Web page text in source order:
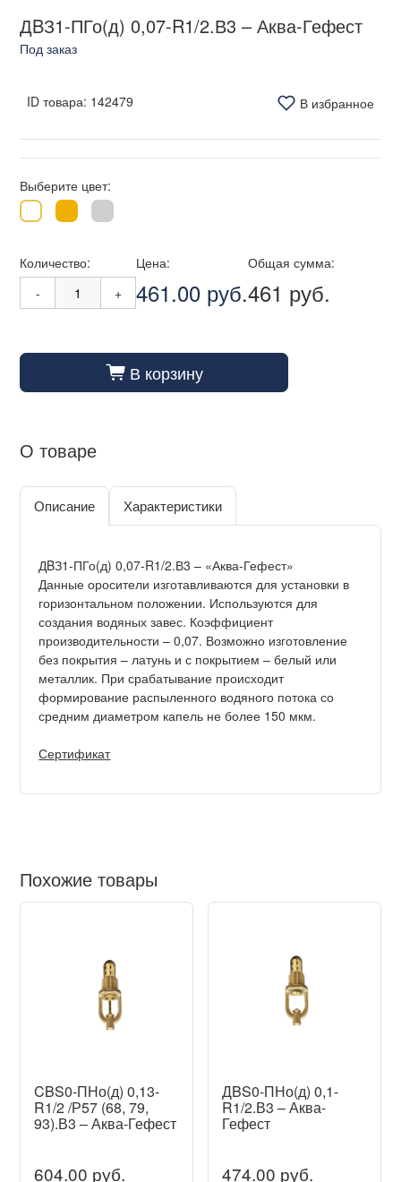
ДBЗ1-ПГо(д) 0,07-R1/2.В3 – Аква-Гефест
Под заказ
ID товара: 142479 В избранное
Выберите цвет:
Количество:
-
+
Цена:
461.00 руб.
Общая сумма:
461 руб.
cart_fill В корзину
О товаре
Описание Характеристики
ДBЗ1-ПГо(д) 0,07-R1/2.В3 – «Аква-Гефест»
Данные оросители изготавливаются для установки в
горизонтальном положении. Используются для
создания водяных завес. Коэффициент
производительности – 0,07. Возможно изготовление
без покрытия – латунь и с покрытием – белый или
металлик. При срабатывание происходит
формирование распыленного водяного потока со
средним диаметром капель не более 150 мкм.
Сертификат
Похожие товары
CBS0-ПНо(д) 0,13-
R1/2 /Р57 (68, 79,
93).В3 – Аква-Гефест
604.00 руб.
ДBS0-ПНо(д) 0,1-
R1/2.В3 – Аква-
Гефест
474.00 руб.